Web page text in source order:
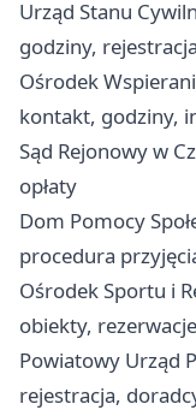
Urząd Stanu
godziny, rejestracja
Ośrodek
kontakt, godziny,
Sąd Rejonowy w
opłaty
Dom Pomocy
procedura
Ośrodek Sportu i
obiekty, rezerwacje
Powiatowy Urząd
rejestracja,